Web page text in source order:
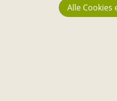
Alle Cookies